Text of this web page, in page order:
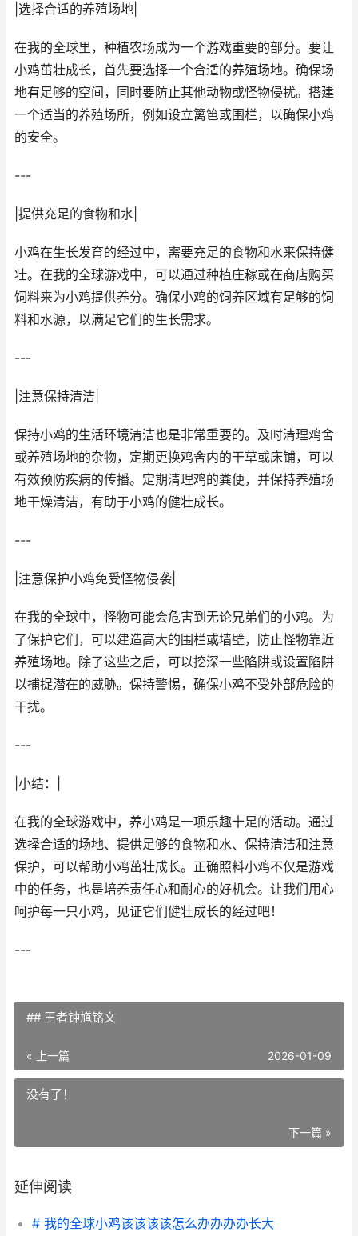
|选择合适的养殖场地|
在我的全球里，种植农场成为一个游戏重要的部分。要让
小鸡茁壮成长，首先要选择一个合适的养殖场地。确保场
地有足够的空间，同时要防止其他动物或怪物侵扰。搭建
一个适当的养殖场所，例如设立篱笆或围栏，以确保小鸡
的安全。
---
|提供充足的食物和水|
小鸡在生长发育的经过中，需要充足的食物和水来保持健
壮。在我的全球游戏中，可以通过种植庄稼或在商店购买
饲料来为小鸡提供养分。确保小鸡的饲养区域有足够的饲
料和水源，以满足它们的生长需求。
---
|注意保持清洁|
保持小鸡的生活环境清洁也是非常重要的。及时清理鸡舍
或养殖场地的杂物，定期更换鸡舍内的干草或床铺，可以
有效预防疾病的传播。定期清理鸡的粪便，并保持养殖场
地干燥清洁，有助于小鸡的健壮成长。
---
|注意保护小鸡免受怪物侵袭|
在我的全球中，怪物可能会危害到无论兄弟们的小鸡。为
了保护它们，可以建造高大的围栏或墙壁，防止怪物靠近
养殖场地。除了这些之后，可以挖深一些陷阱或设置陷阱
以捕捉潜在的威胁。保持警惕，确保小鸡不受外部危险的
干扰。
---
|小结：|
在我的全球游戏中，养小鸡是一项乐趣十足的活动。通过
选择合适的场地、提供足够的食物和水、保持清洁和注意
保护，可以帮助小鸡茁壮成长。正确照料小鸡不仅是游戏
中的任务，也是培养责任心和耐心的好机会。让我们用心
呵护每一只小鸡，见证它们健壮成长的经过吧！
---
## 王者钟馗铭文
« 上一篇 2026-01-09
没有了！
下一篇 »
延伸阅读
# 我的全球小鸡该该该该怎么办办办办长大